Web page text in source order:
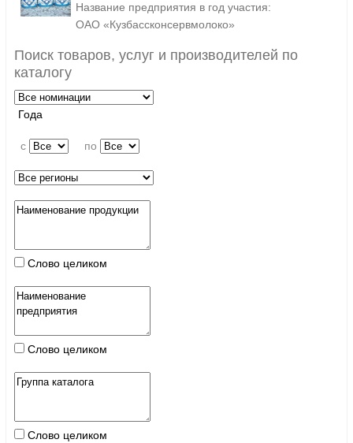
Название предприятия в год участия:
ОАО «Кузбассконсервмолоко»
Поиск товаров, услуг и производителей по
каталогу
Года
c по
Слово целиком
Слово целиком
Слово целиком